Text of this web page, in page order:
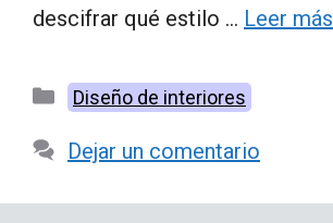
descifrar qué estilo … Leer más
Categorías
Diseño de interiores
Dejar un comentario